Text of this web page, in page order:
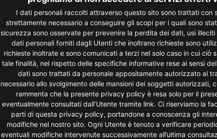
I dati personali raccolti attraverso questo sito sono trattati con
strettamente necessario a conseguire gli scopi per i quali sono
sicurezza sono osservate per prevenire la perdita dei dati, usi
dati personali forniti dagli Utenti che inoltrano richieste sono
richieste inoltrate e sono comunicati a terzi nel solo caso in cui ciò
tale finalità, nel rispetto delle specifiche informative rese ai sensi
dati sono trattati da personale appositamente autorizzato al
necessario allo svolgimento delle mansioni dei soggetti autorizzati,
rammenta che la presente privacy policy è resa solo per il
eventualmente consultati dall’Utente tramite link. Ci riserviamo la
parti di questa privacy policy, portandone a conoscenza gli
modifiche nel nostro sito. Ogni Utente è tenuto a verificare
eventuali modifiche intervenute successivamente all’ultima